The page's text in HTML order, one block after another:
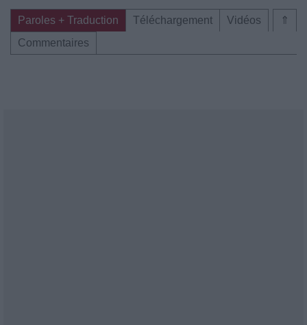
⇑
Paroles + Traduction Téléchargement
Vidéos
Commentaires